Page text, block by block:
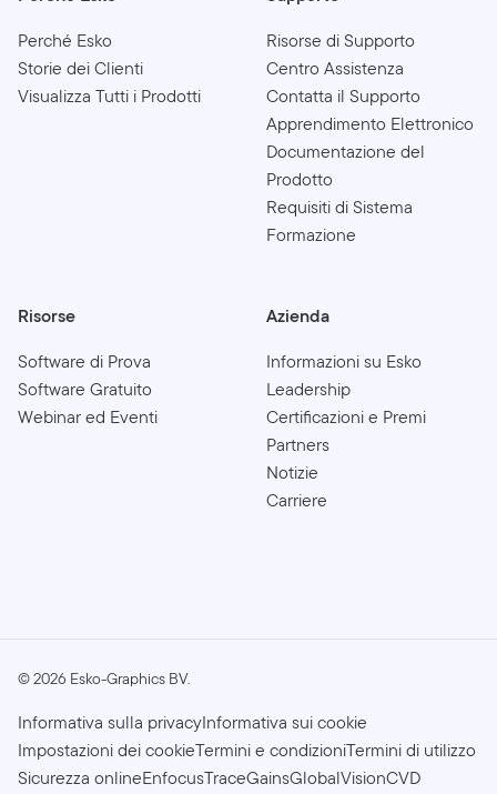
Perché Esko
Storie dei Clienti
Visualizza Tutti i Prodotti
Risorse di Supporto
Centro Assistenza
Contatta il Supporto
Apprendimento Elettronico
Documentazione del
Prodotto
Requisiti di Sistema
Formazione
Risorse
Software di Prova
Software Gratuito
Webinar ed Eventi
Azienda
Informazioni su Esko
Leadership
Certificazioni e Premi
Partners
Notizie
Carriere
©2026 Esko-Graphics BV.
Informativa sulla privacyInformativa sui cookie
Impostazioni dei cookieTermini e condizioniTermini di utilizzo
Sicurezza onlineEnfocusTraceGainsGlobalVisionCVD